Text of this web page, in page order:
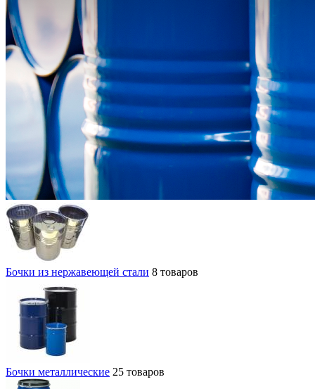
Бочки из нержавеющей стали 8 товаров
Бочки металлические 25 товаров